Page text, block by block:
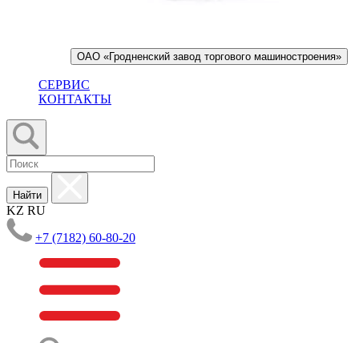
ОАО «Гродненский завод торгового машиностроения»
СЕРВИС
КОНТАКТЫ
Найти
KZ RU
+7 (7182) 60-80-20